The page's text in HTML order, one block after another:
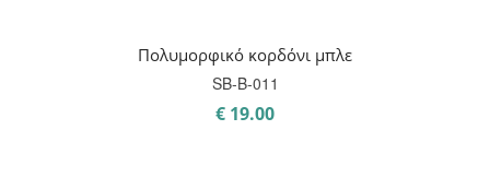
Πολυμορφικό κορδόνι μπλε
SB-B-011
€ 19.00